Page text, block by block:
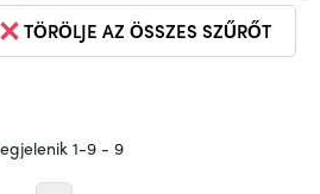
TÖRÖLJE AZ ÖSSZES SZŰRŐT
1-9 - 9